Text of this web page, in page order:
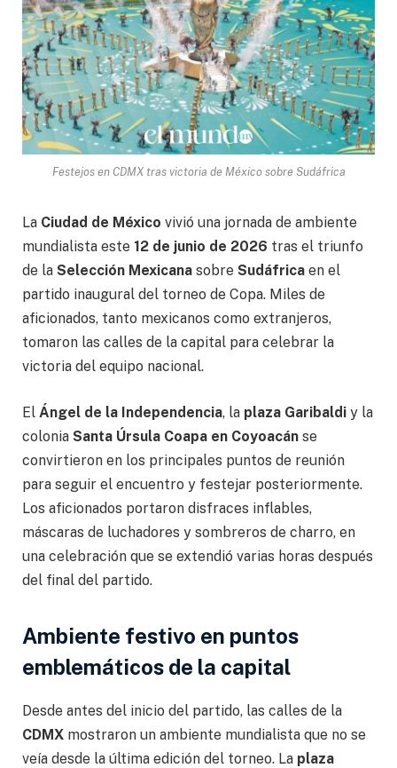
Festejos en CDMX tras victoria de México sobre Sudáfrica
La Ciudad de México vivió una jornada de ambiente
mundialista este 12 de junio de 2026 tras el triunfo
de la Selección Mexicana sobre Sudáfrica en el
partido inaugural del torneo de Copa. Miles de
aficionados, tanto mexicanos como extranjeros,
tomaron las calles de la capital para celebrar la
victoria del equipo nacional.
El Ángel de la Independencia, la plaza Garibaldi y la
colonia Santa Úrsula Coapa en Coyoacán se
convirtieron en los principales puntos de reunión
para seguir el encuentro y festejar posteriormente.
Los aficionados portaron disfraces inflables,
máscaras de luchadores y sombreros de charro, en
una celebración que se extendió varias horas después
del final del partido.
Ambiente festivo en puntos
emblemáticos de la capital
Desde antes del inicio del partido, las calles de la
CDMX mostraron un ambiente mundialista que no se
veía desde la última edición del torneo. La plaza